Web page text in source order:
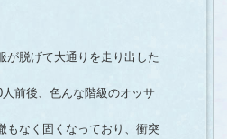
脱げて大通りを走り出した
前後、色んな階級のオッサ
もなく固くなっており、衝突